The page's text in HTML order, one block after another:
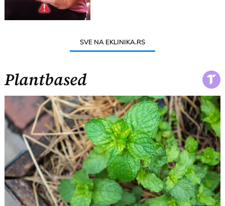
SVE NA EKLINIKA.RS
Plantbased